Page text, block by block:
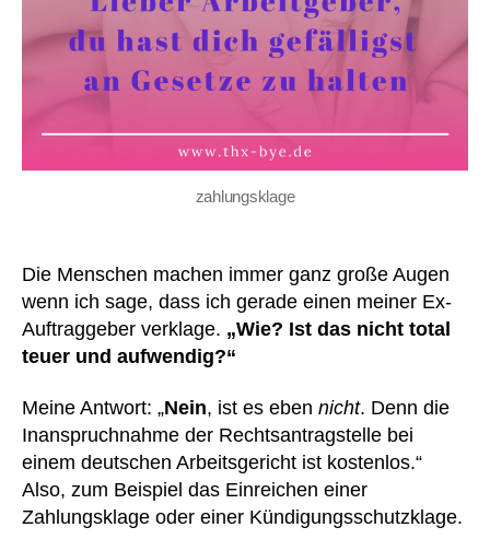
zahlungsklage
Die Menschen machen immer ganz große Augen
wenn ich sage, dass ich gerade einen meiner Ex-
Auftraggeber verklage. „Wie? Ist das nicht total
teuer und aufwendig?“
Meine Antwort: „Nein, ist es eben nicht. Denn die
Inanspruchnahme der Rechtsantragstelle bei
einem deutschen Arbeitsgericht ist kostenlos.“
Also, zum Beispiel das Einreichen einer
Zahlungsklage oder einer Kündigungsschutzklage.